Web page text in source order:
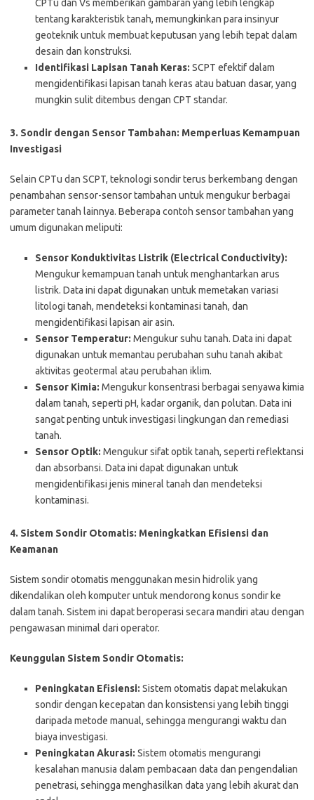
CPTu dan Vs memberikan gambaran yang lebih lengkap
tentang karakteristik tanah, memungkinkan para insinyur
geoteknik untuk membuat keputusan yang lebih tepat dalam
desain dan konstruksi.
Identifikasi Lapisan Tanah Keras: SCPT efektif dalam
mengidentifikasi lapisan tanah keras atau batuan dasar, yang
mungkin sulit ditembus dengan CPT standar.
3. Sondir dengan Sensor Tambahan: Memperluas Kemampuan
Investigasi
Selain CPTu dan SCPT, teknologi sondir terus berkembang dengan
penambahan sensor-sensor tambahan untuk mengukur berbagai
parameter tanah lainnya. Beberapa contoh sensor tambahan yang
umum digunakan meliputi:
Sensor Konduktivitas Listrik (Electrical Conductivity):
Mengukur kemampuan tanah untuk menghantarkan arus
listrik. Data ini dapat digunakan untuk memetakan variasi
litologi tanah, mendeteksi kontaminasi tanah, dan
mengidentifikasi lapisan air asin.
Sensor Temperatur: Mengukur suhu tanah. Data ini dapat
digunakan untuk memantau perubahan suhu tanah akibat
aktivitas geotermal atau perubahan iklim.
Sensor Kimia: Mengukur konsentrasi berbagai senyawa kimia
dalam tanah, seperti pH, kadar organik, dan polutan. Data ini
sangat penting untuk investigasi lingkungan dan remediasi
tanah.
Sensor Optik: Mengukur sifat optik tanah, seperti reflektansi
dan absorbansi. Data ini dapat digunakan untuk
mengidentifikasi jenis mineral tanah dan mendeteksi
kontaminasi.
4. Sistem Sondir Otomatis: Meningkatkan Efisiensi dan
Keamanan
Sistem sondir otomatis menggunakan mesin hidrolik yang
dikendalikan oleh komputer untuk mendorong konus sondir ke
dalam tanah. Sistem ini dapat beroperasi secara mandiri atau dengan
pengawasan minimal dari operator.
Keunggulan Sistem Sondir Otomatis:
Peningkatan Efisiensi: Sistem otomatis dapat melakukan
sondir dengan kecepatan dan konsistensi yang lebih tinggi
daripada metode manual, sehingga mengurangi waktu dan
biaya investigasi.
Peningkatan Akurasi: Sistem otomatis mengurangi
kesalahan manusia dalam pembacaan data dan pengendalian
penetrasi, sehingga menghasilkan data yang lebih akurat dan